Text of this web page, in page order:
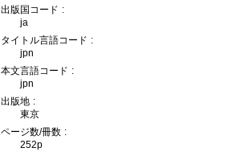
出版国コード
ja
タイトル言語コード
jpn
本文言語コード
jpn
出版地
東京
ページ数/冊数
252p